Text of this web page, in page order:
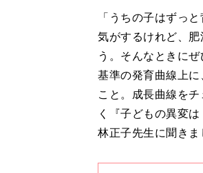
「うちの子はずっ
気がするけれど、
う。そんなときに
基準の発育曲線上
こと。成長曲線を
く『子どもの異変
林正子先生に聞きま